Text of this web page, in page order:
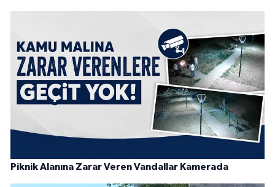
Piknik Alanına Zarar Veren Vandallar Kamerada